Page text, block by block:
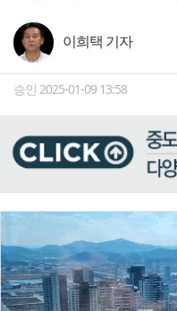
이희택 기자
승인 2025-01-09 13:58